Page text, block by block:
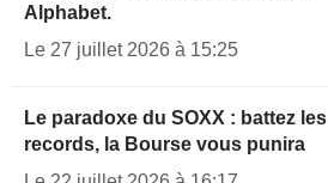
Alphabet.
Le 27 juillet 2026 à 15:25
Le paradoxe du SOXX : battez les
records, la Bourse vous punira